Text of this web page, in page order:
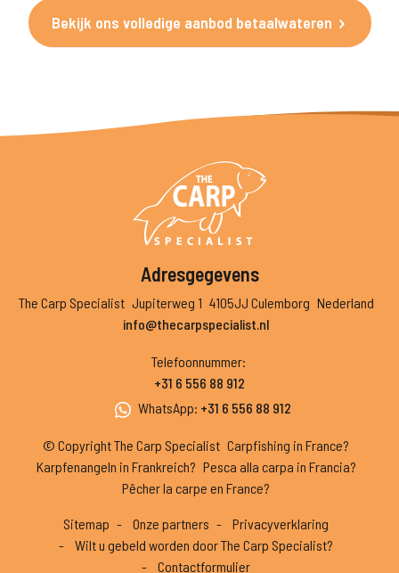
Bekijk ons volledige aanbod betaalwateren
Adresgegevens
The Carp Specialist Jupiterweg 1 4105JJ Culemborg Nederland
info@thecarpspecialist.nl
Telefoonnummer:
+31 6 556 88 912
WhatsApp: +31 6 556 88 912
© Copyright The Carp Specialist Carpfishing in France?
Karpfenangeln in Frankreich? Pesca alla carpa in Francia?
Pêcher la carpe en France?
Sitemap Onze partners
Privacyverklaring
Wilt u gebeld worden door The Carp Specialist?
Contactformulier